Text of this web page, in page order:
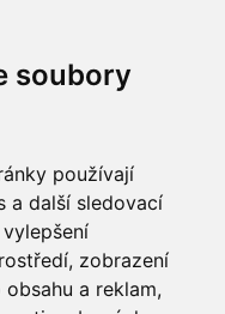
soubory
používají
a další sledovací
zobrazení
a reklam,